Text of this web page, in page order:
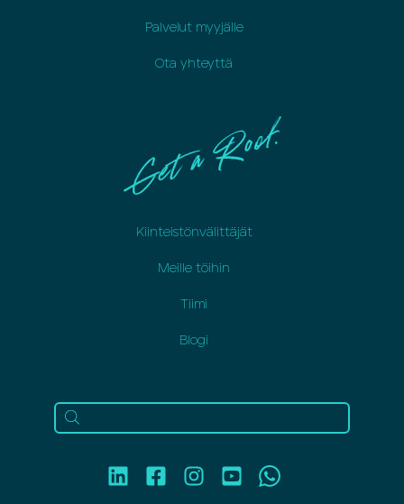
Palvelut myyjälle
Ota yhteyttä
Kiinteistönvälittäjät
Meille töihin
Tiimi
Blogi